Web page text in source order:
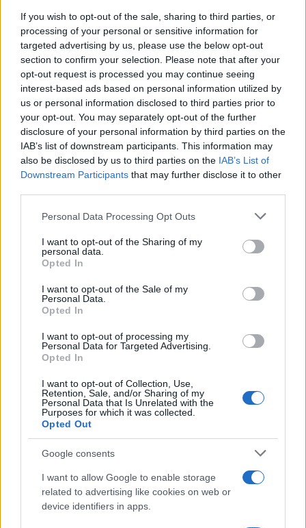
If you wish to opt-out of the sale, sharing to third parties, or
processing of your personal or sensitive information for
targeted advertising by us, please use the below opt-out
section to confirm your selection. Please note that after your
opt-out request is processed you may continue seeing
interest-based ads based on personal information utilized by
us or personal information disclosed to third parties prior to
your opt-out. You may separately opt-out of the further
disclosure of your personal information by third parties on the
IAB’s list of downstream participants. This information may
also be disclosed by us to third parties on the IAB’s List of
Downstream Participants that may further disclose it to other
Please note that this website/app uses one or more Google
not limited to your visit or usage behaviour. You may click to
grant or deny consent to Google and its third-party tags to
use your data for below specified purposes in below Google
consent section.
Personal Data Processing Opt Outs
I want to opt-out of the Sharing of my
personal data.
Opted In
I want to opt-out of the Sale of my
Personal Data.
Opted In
I want to opt-out of processing my
Personal Data for Targeted Advertising.
Opted In
I want to opt-out of Collection, Use,
Retention, Sale, and/or Sharing of my
Personal Data that Is Unrelated with the
Purposes for which it was collected.
Opted Out
Google consents
I want to allow Google to enable storage
related to advertising like cookies on web or
device identifiers in apps.
El verano de 2026 está repleto de eventos…
DEPORTES
sesiones de entrenamiento
ganadoras…
Guía completa para ver los partidos de
fútbol más importantes de la semana